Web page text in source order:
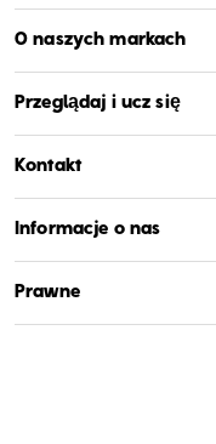
O naszych markach
Przeglądaj i ucz się
Kontakt
Informacje o nas
Prawne